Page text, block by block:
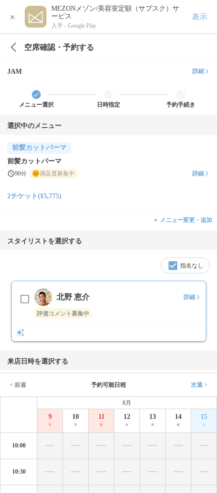
×
MEZONメゾン/美容室定額（サブスク）サ
ービス
入手 - Google Play
表示
空席確認・予約する
JAM 詳細
メニュー選択 日時指定 予約手続き
選択中のメニュー
前髪カットパーマ
前髪カットパーマ
90分 満足度募集中 詳細
2チケット(¥5,775)
＋ メニュー変更・追加
スタイリストを選択する
指名なし
北野 恵介 詳細
評価コメント募集中
来店日時を選択する
< 前週 予約可能日程 次週 >
8月
9
日
10
月
11
祝
12
水
13
木
14
金
15
土
10:00
10:30